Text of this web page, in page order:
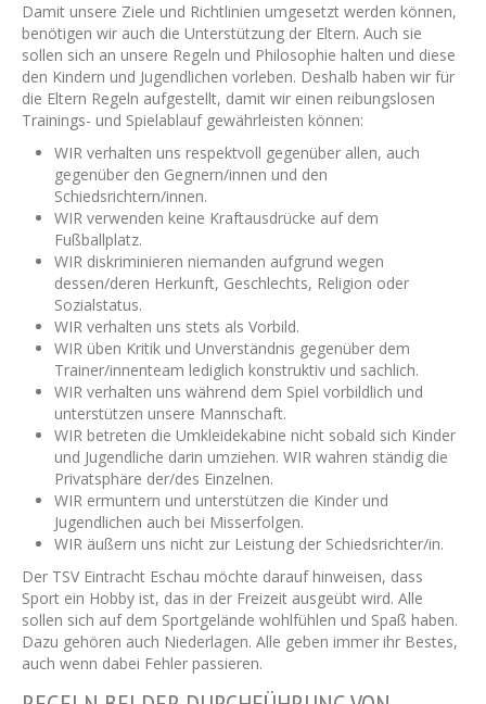
Damit unsere Ziele und Richtlinien umgesetzt werden können,
benötigen wir auch die Unterstützung der Eltern. Auch sie
sollen sich an unsere Regeln und Philosophie halten und diese
den Kindern und Jugendlichen vorleben. Deshalb haben wir für
die Eltern Regeln aufgestellt, damit wir einen reibungslosen
Trainings- und Spielablauf gewährleisten können:
WIR verhalten uns respektvoll gegenüber allen, auch
gegenüber den Gegnern/innen und den
Schiedsrichtern/innen.
WIR verwenden keine Kraftausdrücke auf dem
Fußballplatz.
WIR diskriminieren niemanden aufgrund wegen
dessen/deren Herkunft, Geschlechts, Religion oder
Sozialstatus.
WIR verhalten uns stets als Vorbild.
WIR üben Kritik und Unverständnis gegenüber dem
Trainer/innenteam lediglich konstruktiv und sachlich.
WIR verhalten uns während dem Spiel vorbildlich und
unterstützen unsere Mannschaft.
WIR betreten die Umkleidekabine nicht sobald sich Kinder
und Jugendliche darin umziehen. WIR wahren ständig die
Privatsphäre der/des Einzelnen.
WIR ermuntern und unterstützen die Kinder und
Jugendlichen auch bei Misserfolgen.
WIR äußern uns nicht zur Leistung der Schiedsrichter/in.
Der TSV Eintracht Eschau möchte darauf hinweisen, dass
Sport ein Hobby ist, das in der Freizeit ausgeübt wird. Alle
sollen sich auf dem Sportgelände wohlfühlen und Spaß haben.
Dazu gehören auch Niederlagen. Alle geben immer ihr Bestes,
auch wenn dabei Fehler passieren.